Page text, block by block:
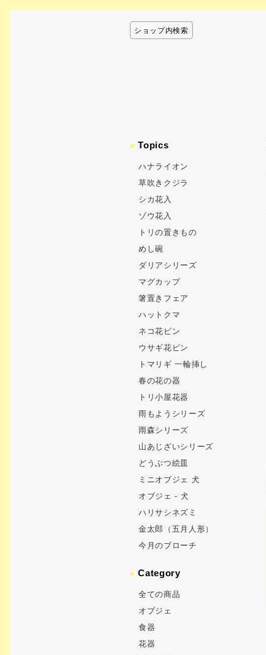
ショップ内検索
●Topics
ハナライオン
草吹きクジラ
シカ花入
ゾウ花入
トリの置きもの
めし碗
ダリアシリーズ
マグカップ
箸置きフェア
ハットクマ
ネコ花ビン
ウサギ花ビン
トマリギ 一輪挿し
春の花の器
トリ小屋花器
雨もようシリーズ
雨森シリーズ
山あじざいシリーズ
どうぶつ絵皿
ミニオブジェ 犬
オブジェ - 犬
ハリサシネズミ
金太郎（五月人形）
今月のブローチ
●Category
全ての商品
オブジェ
食器
花器